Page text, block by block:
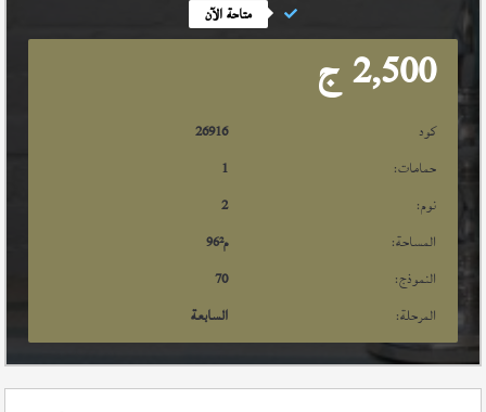
متاحة الآن
2,500 ج
كود
26916
حمامات:
1
نوم:
2
المساحة:
96م²
النموذج:
70
المرحلة:
السابعة